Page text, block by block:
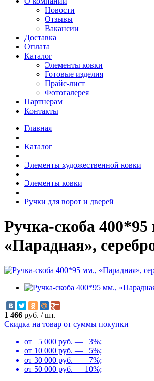
Новости
Отзывы
Вакансии
Доставка
Оплата
Каталог
Элементы ковки
Готовые изделия
Прайс-лист
Фотогалерея
Партнерам
Контакты
Главная
Каталог
Элементы художественной ковки
Элементы ковки
Ручки для ворот и дверей
Ручка-скоба
«Парадная»,
1 466 руб. /шт.
Скидка на товар от суммы покупки
от 5 000 руб. — 3%;
от 10 000 руб. — 5%;
от 30 000 руб. — 7%;
от 50 000 руб. — 10%;